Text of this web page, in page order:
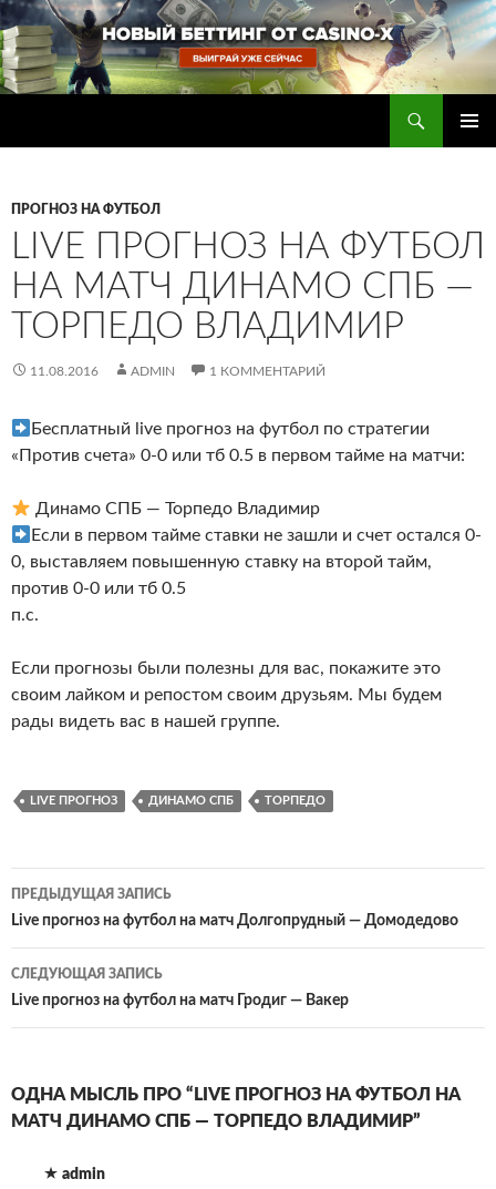
Перейти
к
содержимому
ПРОГНОЗ НА ФУТБОЛ
LIVE ПРОГНОЗ НА ФУТБОЛ
НА МАТЧ ДИНАМО СПБ —
ТОРПЕДО ВЛАДИМИР
11.08.2016 ADMIN 1 КОММЕНТАРИЙ
Бесплатный live прогноз на футбол по стратегии
«Против счета» 0-0 или тб 0.5 в первом тайме на матчи:
Динамо СПБ — Торпедо Владимир
Если в первом тайме ставки не зашли и счет остался 0-
0, выставляем повышенную ставку на второй тайм,
против 0-0 или тб 0.5
п.с.
Если прогнозы были полезны для вас, покажите это
своим лайком и репостом своим друзьям. Мы будем
рады видеть вас в нашей группе.
LIVE ПРОГНОЗ ДИНАМО СПБ ТОРПЕДО
Навигация
по
записям
ПРЕДЫДУЩАЯ ЗАПИСЬ
Live прогноз на футбол на матч Долгопрудный — Домодедово
СЛЕДУЮЩАЯ ЗАПИСЬ
Live прогноз на футбол на матч Гродиг — Вакер
ОДНА МЫСЛЬ ПРО “LIVE ПРОГНОЗ НА ФУТБОЛ НА
МАТЧ ДИНАМО СПБ — ТОРПЕДО ВЛАДИМИР”
admin